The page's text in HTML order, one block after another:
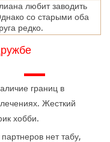
любит заводить
со старыми оба
редко.
—
границ в
Жесткий
хобби.
нет табу,